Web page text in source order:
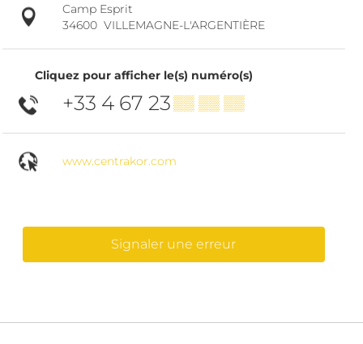
Camp Esprit
34600 VILLEMAGNE-L'ARGENTIÈRE
Cliquez pour afficher le(s) numéro(s)
+33 4 67 23▒▒ ▒▒ ▒▒
www.centrakor.com
Signaler une erreur